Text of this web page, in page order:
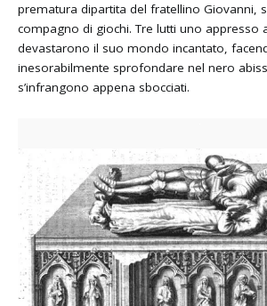
prematura dipartita del fratellino Giovanni,
compagno di giochi. Tre lutti uno appresso
devastarono il suo mondo incantato,
inesorabilmente sprofondare nel nero
s’infrangono appena sbocciati.